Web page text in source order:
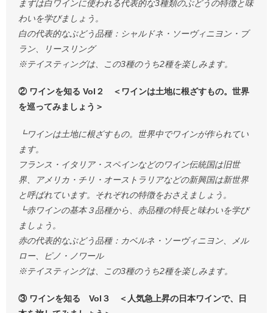
まずは白ワインに使われる代表的な3種類のぶどうの特徴と味
わいを学びましょう。
白の代表的なぶどう品種：シャルドネ・ソーヴィニヨン・ブ
ラン、リースリング
※テイスティングは、この3種のうち2種を楽しみます。
② ワインを知る Vol２ ＜ワインは土地に根ざすもの。世界
を巡ってみましょう＞
┗ワインは土地に根ざすもの。世界中でワインが作られてい
ます。
フランス・イタリア・スペインなどのワイン伝統国は旧世
界、アメリカ・チリ・オーストラリアなどの新興国は新世界
と呼ばれています。それぞれの特徴をおさえましょう。
┗赤ワインの基本３品種から、赤品種の特長と味わいを学び
ましょう。
赤の代表的なぶどう品種：カベルネ・ソーヴィニヨン、メル
ロー、ピノ・ノワール
※テイスティングは、この3種のうち2種を楽しみます。
③ ワインを知る Vol３ ＜人気急上昇の日本ワインで、日